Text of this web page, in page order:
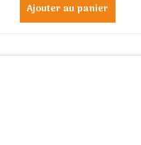
Ajouter au panier